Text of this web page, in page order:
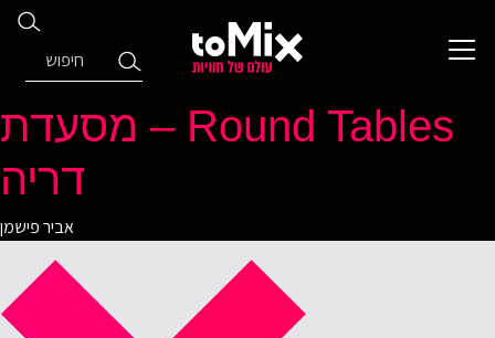
Round Tables – מסעדת
דריה
אביר פישמן